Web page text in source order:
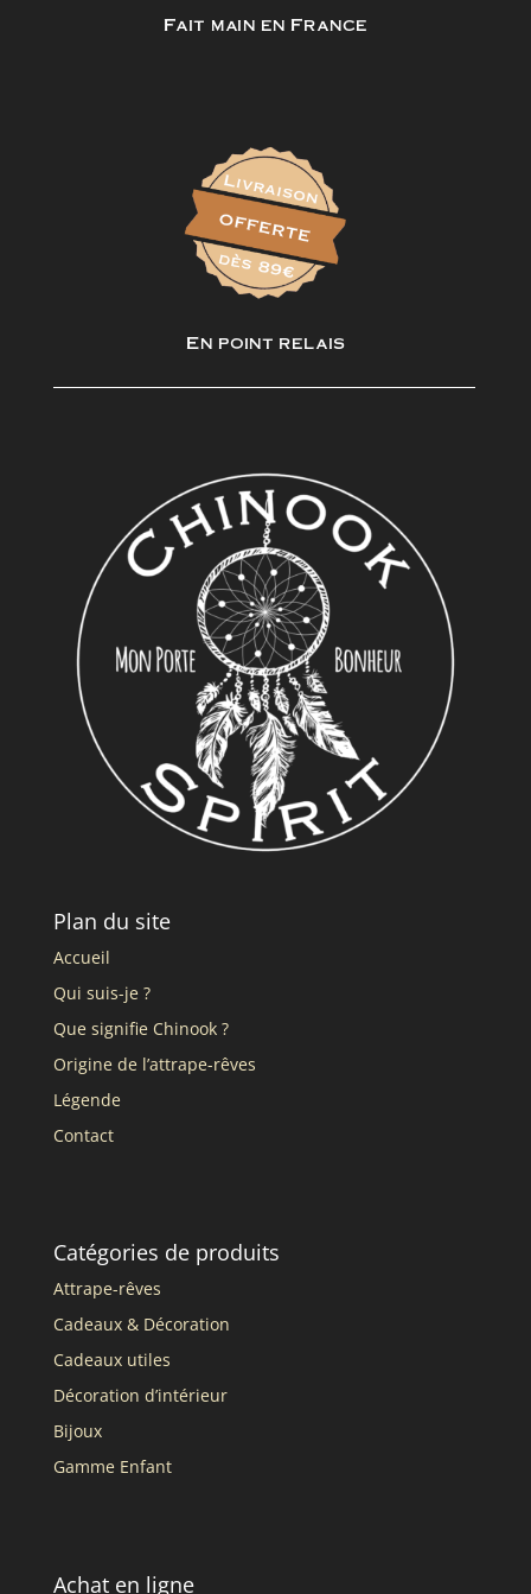
Fait main en France
En point relais
Plan du site
Accueil
Qui suis-je ?
Que signifie Chinook ?
Origine de l’attrape-rêves
Légende
Contact
Catégories de produits
Attrape-rêves
Cadeaux & Décoration
Cadeaux utiles
Décoration d’intérieur
Bijoux
Gamme Enfant
Achat en ligne